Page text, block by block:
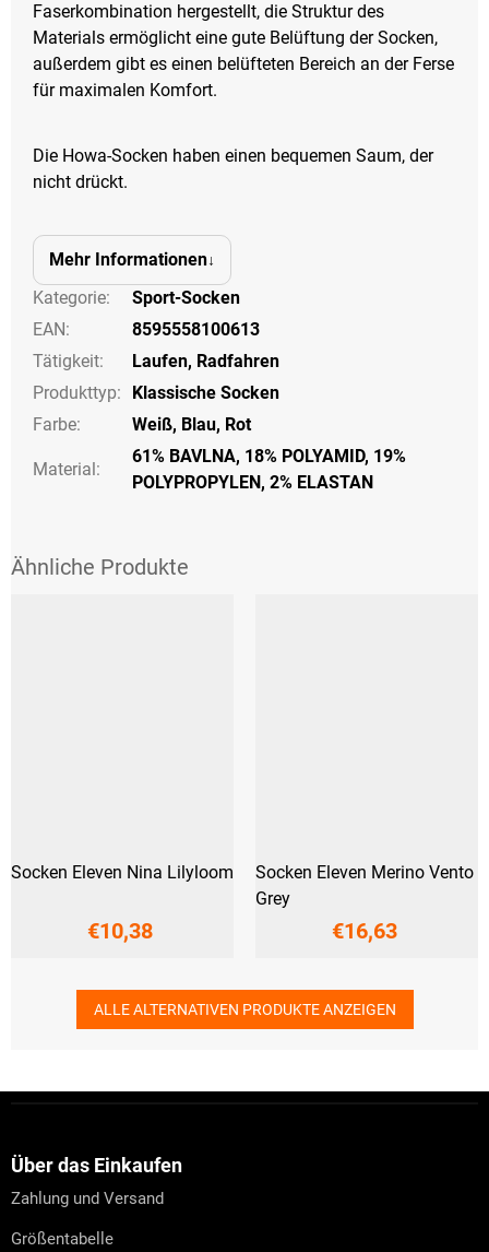
Faserkombination hergestellt, die Struktur des
Materials ermöglicht eine gute Belüftung der Socken,
außerdem gibt es einen belüfteten Bereich an der Ferse
für maximalen Komfort.
Die Howa-Socken haben einen bequemen Saum, der
nicht drückt.
Mehr Informationen
Kategorie:
Sport-Socken
EAN:
8595558100613
Tätigkeit: Laufen, Radfahren
Produkttyp:
Klassische Socken
Farbe: Weiß, Blau, Rot
Material:
61% BAVLNA, 18% POLYAMID, 19%
POLYPROPYLEN, 2% ELASTAN
Socken Eleven Nina Lilyloom
€10,38
Socken Eleven Merino Vento
Grey
€16,63
ALLE ALTERNATIVEN PRODUKTE ANZEIGEN
Über das Einkaufen
Zahlung und Versand
Größentabelle